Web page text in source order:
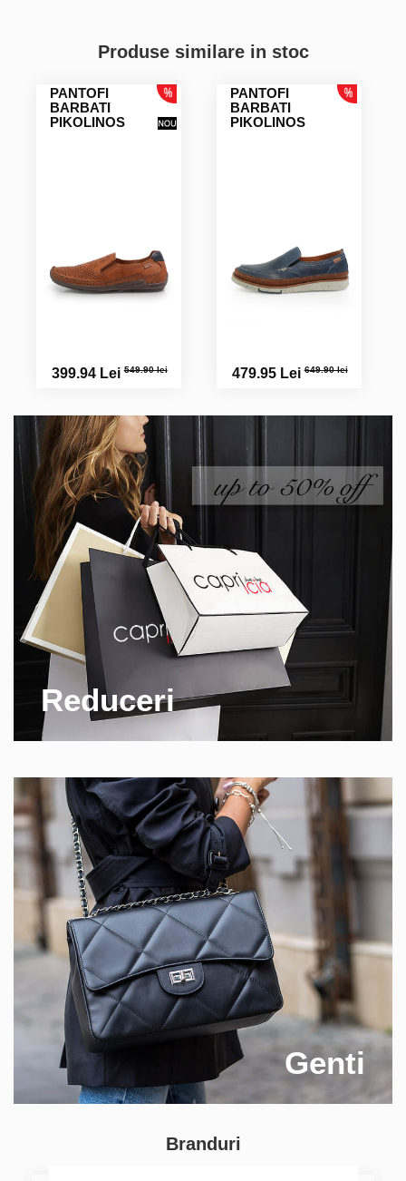
Produse similare in stoc
PANTOFI
BARBATI
PIKOLINOS
399.94 Lei549.90 lei
PANTOFI
BARBATI
PIKOLINOS
479.95 Lei649.90 lei
Reduceri
Genti
Branduri